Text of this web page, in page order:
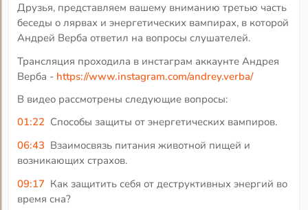
Друзья, представляем вашему вниманию третью часть
беседы о лярвах и энергетических вампирах, в которой
Андрей Верба ответил на вопросы слушателей.
Трансляция проходила в инстаграм аккаунте Андрея
Верба - https://www.instagram.com/andrey.verba/
В видео рассмотрены следующие вопросы:
01:22 Способы защиты от энергетических вампиров.
06:43 Взаимосвязь питания животной пищей и
возникающих страхов.
09:17 Как защитить себя от деструктивных энергий во
время сна?